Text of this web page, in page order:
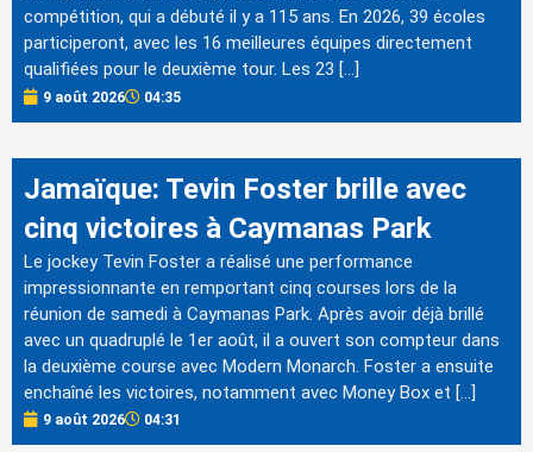
compétition, qui a débuté il y a 115 ans. En 2026, 39 écoles
participeront, avec les 16 meilleures équipes directement
qualifiées pour le deuxième tour. Les 23 […]
9 août 2026 04:35
Jamaïque: Tevin Foster brille avec
cinq victoires à Caymanas Park
Le jockey Tevin Foster a réalisé une performance
impressionnante en remportant cinq courses lors de la
réunion de samedi à Caymanas Park. Après avoir déjà brillé
avec un quadruplé le 1er août, il a ouvert son compteur dans
la deuxième course avec Modern Monarch. Foster a ensuite
enchaîné les victoires, notamment avec Money Box et […]
9 août 2026 04:31